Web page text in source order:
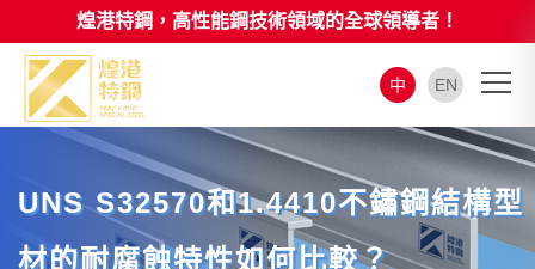
煌港特鋼，高性能鋼技術領域的全球領導者！
中 EN
UNS S32570和1.4410不鏽鋼結構型
材的耐腐蝕特性如何比較？